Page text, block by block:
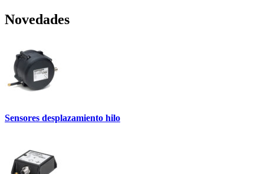
Novedades
Sensores desplazamiento hilo